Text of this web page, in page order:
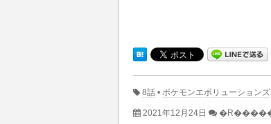
8話 • ポケモンエボリューションズ
2021年12月24日